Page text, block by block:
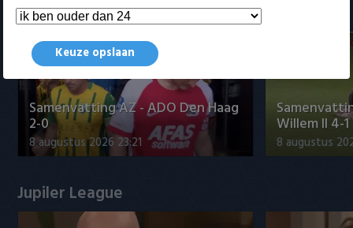
Samenvattingen Eredivisie
Samenvatting AZ - ADO Den Haag
2-0
8 augustus 2026 23:21
Willem II 4-1
8 augustus
Jupiler League
Keuze opslaan